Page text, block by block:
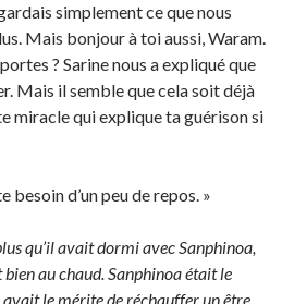
simplement ce que nous
Mais bonjour à toi aussi, Waram.
? Sarine nous a expliqué que
Mais il semble que cela soit déjà
miracle qui explique ta guérison si
besoin d’un peu de repos. »
qu’il avait dormi avec Sanphinoa,
au chaud. Sanphinoa était le
le mérite de réchauffer un être